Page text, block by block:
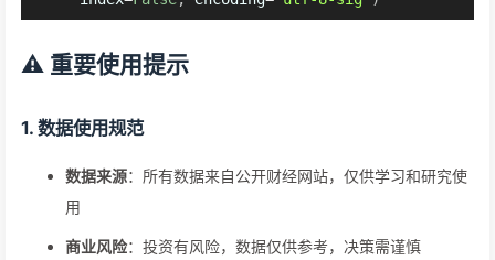
⚠️ 重要使用提示
1. 数据使用规范
数据来源：所有数据来自公开财经网站，仅供学习和研究使
用
商业风险：投资有风险，数据仅供参考，决策需谨慎